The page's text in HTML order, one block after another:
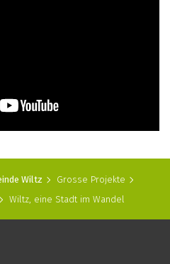
Wiltz
Grosse Projekte
Wiltz, eine Stadt im Wandel